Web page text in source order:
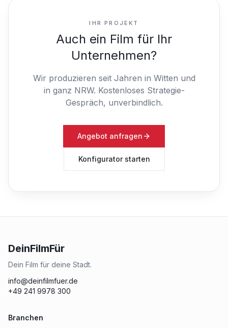
IHR PROJEKT
Auch ein Film für Ihr
Unternehmen?
Wir produzieren seit Jahren in Witten und
in ganz NRW. Kostenloses Strategie-
Gespräch, unverbindlich.
Angebot anfragen
Konfigurator starten
DeinFilmFür
Dein Film für deine Stadt.
info@deinfilmfuer.de
+49 241 9978 300
Branchen